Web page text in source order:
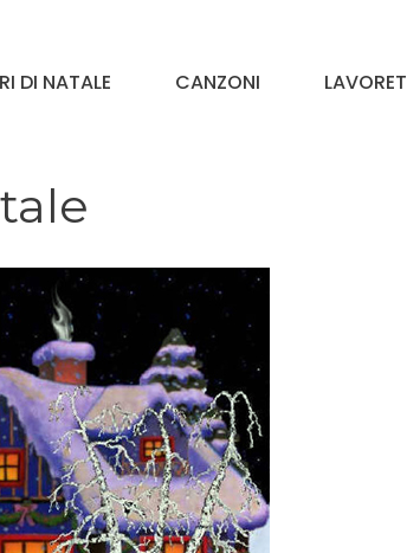
DI NATALE CANZONI